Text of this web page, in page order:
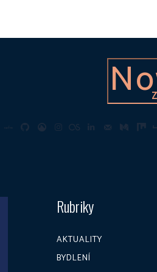
Rubriky
AKTUALITY
BYDLENÍ